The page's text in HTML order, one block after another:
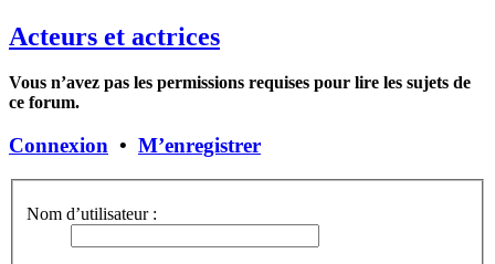
Acteurs et actrices
Vous n’avez pas les permissions requises pour lire les sujets de
ce forum.
Connexion • M’enregistrer
Nom d’utilisateur :